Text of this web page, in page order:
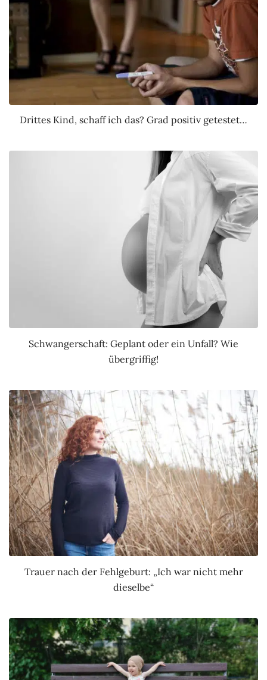
Drittes Kind, schaff ich das? Grad positiv getestet…
Schwangerschaft: Geplant oder ein Unfall? Wie
übergriffig!
Trauer nach der Fehlgeburt: „Ich war nicht mehr
dieselbe“